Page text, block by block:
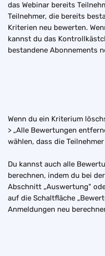
das Webinar bereits
Teilnehmer, die bereits
Kriterien neu bewerten.
kannst du das
bestandene Abonnements
Wenn du ein Kriterium
> „Alle Bewertungen
wählen, dass die
Du kannst auch alle
berechnen, indem du bei
Abschnitt „Auswertung"
auf die Schaltfläche
Anmeldungen neu